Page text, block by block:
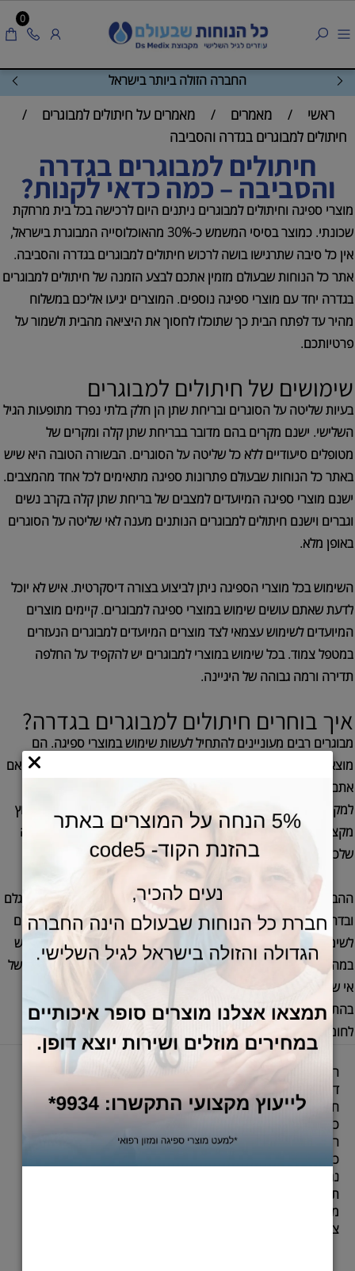
החברה הזולה ביותר בישראל
0
ראשי / מאמרים / מאמרים על חיתולים למבוגרים /
חיתולים למבוגרים בגדרה והסביבה
חיתולים למבוגרים בגדרה
והסביבה – כמה כדאי לקנות?
מוצרי ספיגה וחיתולים למבוגרים ניתנים היום לרכישה בכל בית מרחקת
שכונתי. כמוצר בסיסי המשמש כ-30% מהאוכלוסייה המבוגרת בישראל,
אין כל סיבה שתרגישו בושה לרכוש חיתולים למבוגרים בגדרה והסביבה.
אתר כל הנוחות שבעולם מזמין אתכם לבצע הזמנה של חיתולים למבוגרים
בגדרה יחד עם מוצרי ספיגה נוספים. המוצרים יגיעו אליכם במשלוח
מהיר עד לפתח הבית כך שתוכלו לחסוך את היציאה מהבית ולשמור על
פרטיותכם.
שימושים של חיתולים למבוגרים
בעיות שליטה על הסוגרים ובריחת שתן הן חלק בלתי נפרד מתופעות הגיל
השלישי. ישנם מקרים בהם מדובר בבריחת שתן קלה ומקרים של
מטופלים סיעודיים ללא כל שליטה על הסוגרים. הבשורה הטובה היא שיש
באתר כל הנוחות שבעולם פתרונות ספיגה מתאימים לכל אחד מהמצבים.
ישנם מוצרי ספיגה המיועדים למצבים של בריחת שתן קלה בקרב נשים
וגברים וישנם חיתולים למבוגרים הנותנים מענה לאי שליטה על הסוגרים
באופן מלא.
השימוש בכל מוצרי הספיגה ניתן לביצוע בצורה דיסקרטית. איש לא יוכל
לדעת שאתם עושים שימוש במוצרי ספיגה למבוגרים. קיימים מוצרים
המיועדים לשימוש עצמאי לצד מוצרים המיועדים למבוגרים הנעזרים
במטפל צמוד. בכל שימוש במוצרי למבוגרים יש להקפיד על החלפה
תדירה ורמה גבוהה של היגיינה.
איך בוחרים חיתולים למבוגרים בגדרה?
מבוגרים רבים מעוניינים להתחיל לעשות שימוש במוצרי ספיגה. הם
מוצאים את עצמם נמנעים מפעילויות חברתיות בשל חשש מהרטבה. אם
אתם עומדים בפני קנייה ראשונה של מוצרי ספיגה למבוגרים הגעתם
למקום הנכון. אתר כל הנוחות שבעולם הוא המקום בו תוכלו לקבל ייעוץ
מקצועי אישי ודיסקרטי, להתרשם ממבחר דגמים ולמצוא פתרון לבעיה
שלכם.
ההבדלים בין מוצרי הספיגה באים לידי ביטוי במידות שונות, בחומרי הגלם
ובדרגות ספיגה. ישנם חיתולים למבוגרים עם כושר ספיגה רב המיועדים
לשימוש במהלך שנת הלילה, ישנם דגמים דקים יותר המיועדים לשימוש
במהלך היום וישנם סוגים של חיתולים המיועדים לתת מענה למצבים של
אי שליטה מלא על הסוגרים. את המידה המתאימה לכם ביותר תבחרו
בהתאם למשקל הגוף והיקף הגוף. את סוג החיתולים תבחרו בהתאם
לחומרת בעיית בריחת השתן או אי השליטה על הסוגרים.
ראשי
דף הבית
חיתולים למבוגרים
כסאות גלגלים
רולטורים
כיסאות רחצה למבוגרים
נגישות בחנויות כל הנוחות שבעולם
תקנון האתר
מדיניות משלוחים והחזרות
צור קשר